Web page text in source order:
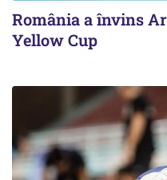
România a învins
Yellow Cup